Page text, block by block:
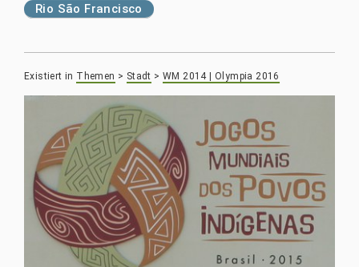
Rio São Francisco
Existiert in Themen > Stadt >WM 2014 | Olympia 2016